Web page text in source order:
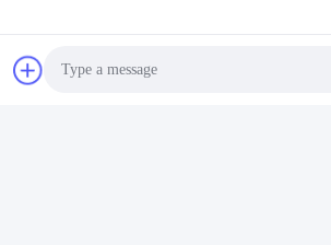
metallo, come alluminio e acciaio inossidabile.
D. Dove posso acquistare parti di